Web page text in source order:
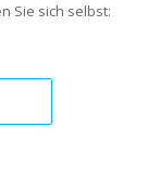
Sie sich selbst: